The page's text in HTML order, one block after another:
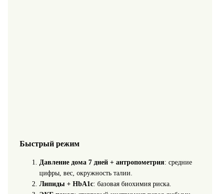
Быстрый режим
Давление дома 7 дней + антропометрия: средние
цифры, вес, окружность талии.
Липиды + HbA1c: базовая биохимия риска.